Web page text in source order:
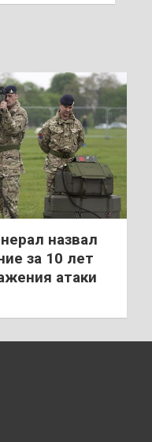
назвал
за 10 лет
атаки